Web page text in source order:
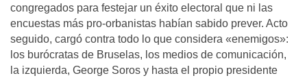
congregados para festejar un éxito electoral que ni las
encuestas más pro-orbanistas habían sabido prever. Acto
seguido, cargó contra todo lo que considera «enemigos»:
los burócratas de Bruselas, los medios de comunicación,
la izquierda, George Soros y hasta el propio presidente